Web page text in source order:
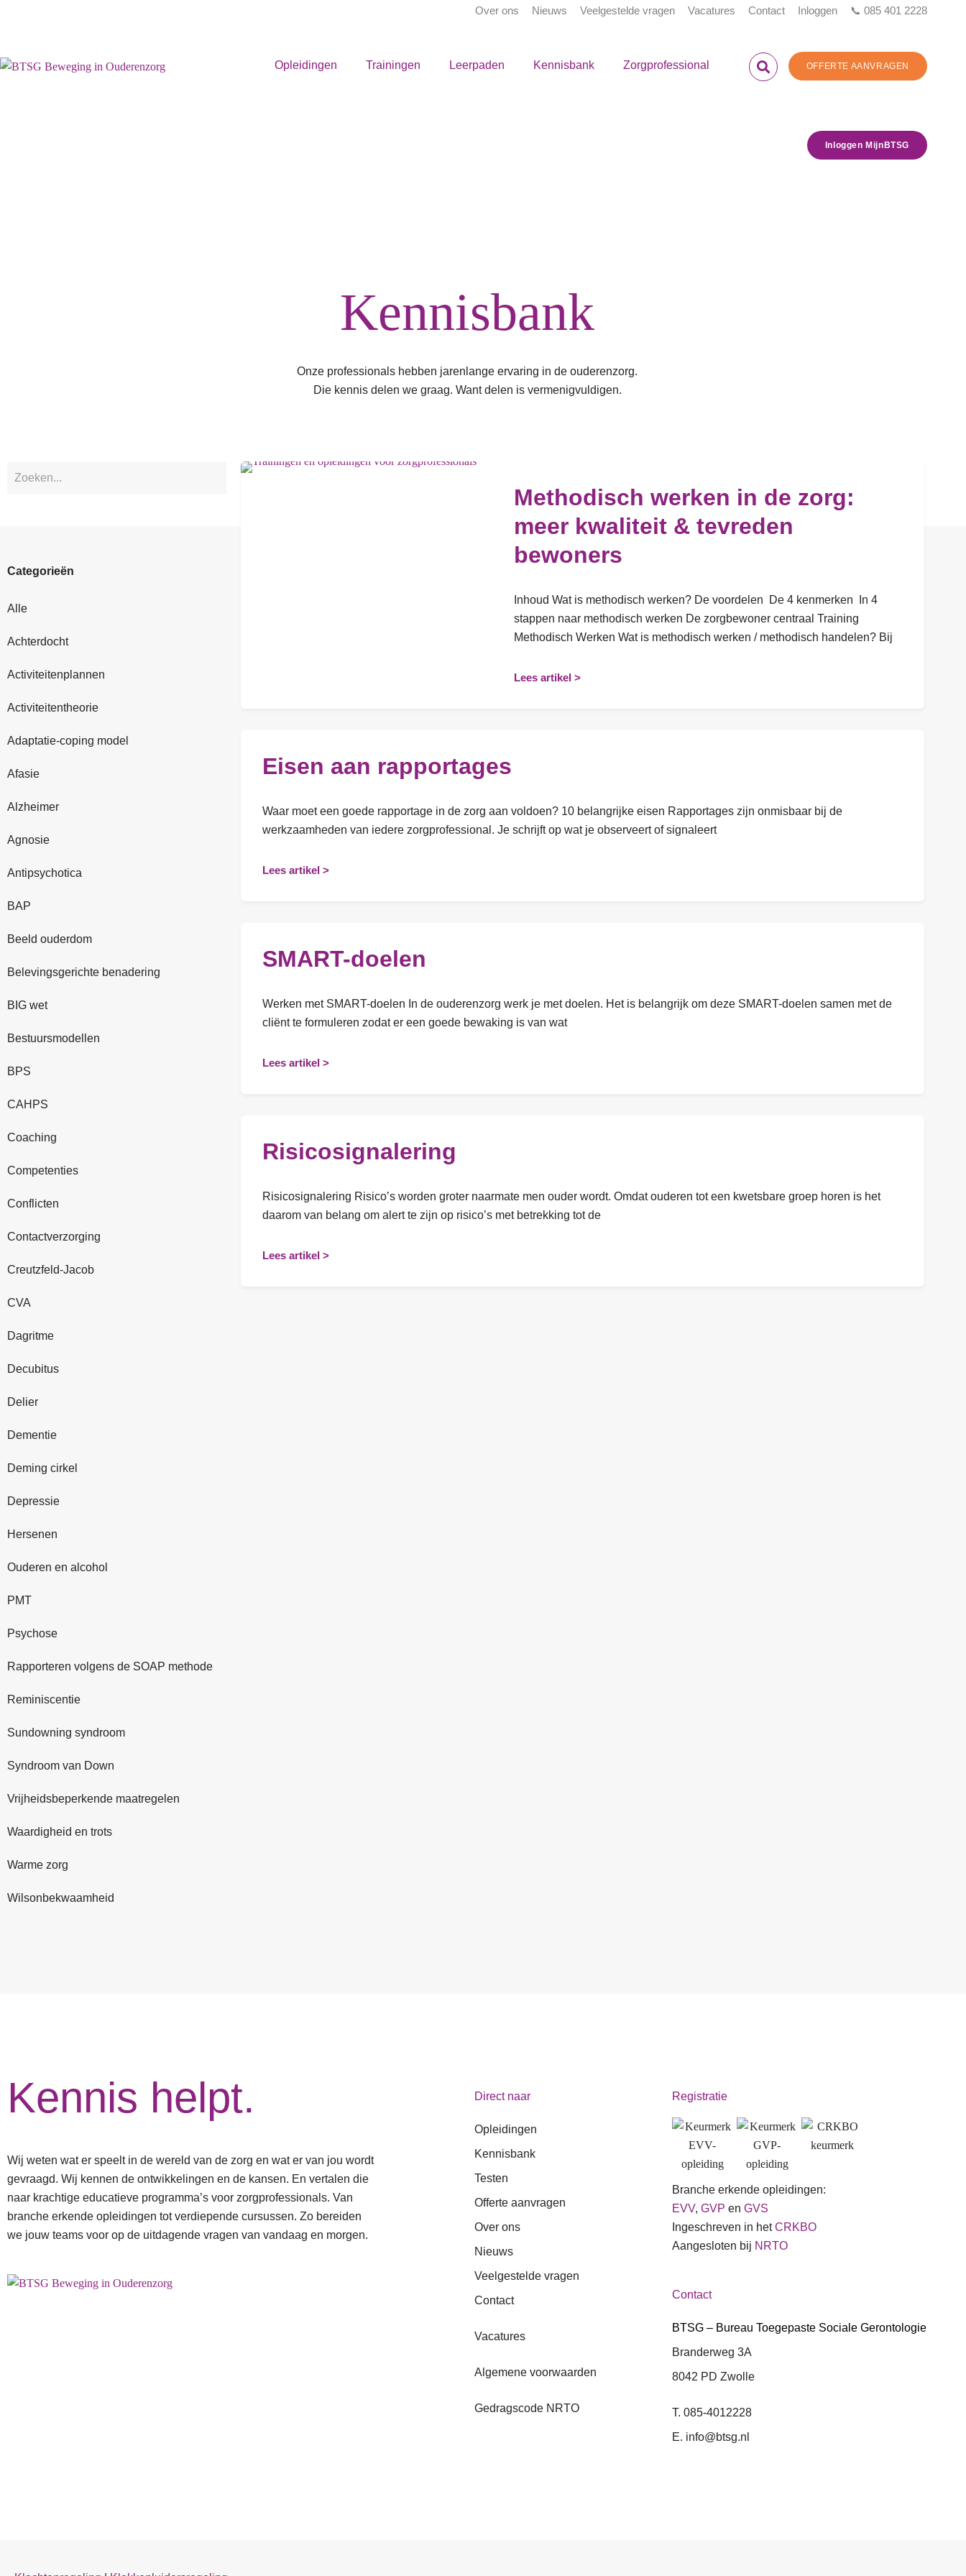
Over ons Nieuws Veelgestelde vragen Vacatures Contact Inloggen 📞 085 401 2228
Opleidingen Trainingen Leerpaden Kennisbank Zorgprofessional OFFERTE AANVRAGEN
Inloggen MijnBTSG
Kennisbank
Onze professionals hebben jarenlange ervaring in de ouderenzorg.
Die kennis delen we graag. Want delen is vermenigvuldigen.
Categorieën
Alle
Achterdocht
Activiteitenplannen
Activiteitentheorie
Adaptatie-coping model
Afasie
Alzheimer
Agnosie
Antipsychotica
BAP
Beeld ouderdom
Belevingsgerichte benadering
BIG wet
Bestuursmodellen
BPS
CAHPS
Coaching
Competenties
Conflicten
Contactverzorging
Creutzfeld-Jacob
CVA
Dagritme
Decubitus
Delier
Dementie
Deming cirkel
Depressie
Hersenen
Ouderen en alcohol
PMT
Psychose
Rapporteren volgens de SOAP methode
Reminiscentie
Sundowning syndroom
Syndroom van Down
Vrijheidsbeperkende maatregelen
Waardigheid en trots
Warme zorg
Wilsonbekwaamheid
Methodisch werken in de zorg:
meer kwaliteit & tevreden
bewoners
Inhoud Wat is methodisch werken? De voordelen De 4 kenmerken In 4
stappen naar methodisch werken De zorgbewoner centraal Training
Methodisch Werken Wat is methodisch werken / methodisch handelen? Bij
Lees artikel >
Eisen aan rapportages
Waar moet een goede rapportage in de zorg aan voldoen? 10 belangrijke eisen Rapportages zijn onmisbaar bij de
werkzaamheden van iedere zorgprofessional. Je schrijft op wat je observeert of signaleert
Lees artikel >
SMART-doelen
Werken met SMART-doelen In de ouderenzorg werk je met doelen. Het is belangrijk om deze SMART-doelen samen met de
cliënt te formuleren zodat er een goede bewaking is van wat
Lees artikel >
Risicosignalering
Risicosignalering Risico’s worden groter naarmate men ouder wordt. Omdat ouderen tot een kwetsbare groep horen is het
daarom van belang om alert te zijn op risico’s met betrekking tot de
Lees artikel >
Kennis helpt.
Wij weten wat er speelt in de wereld van de zorg en wat er van jou wordt
gevraagd. Wij kennen de ontwikkelingen en de kansen. En vertalen die
naar krachtige educatieve programma’s voor zorgprofessionals. Van
branche erkende opleidingen tot verdiepende cursussen. Zo bereiden
we jouw teams voor op de uitdagende vragen van vandaag en morgen.
Direct naar
Opleidingen
Kennisbank
Testen
Offerte aanvragen
Over ons
Nieuws
Veelgestelde vragen
Contact
Vacatures
Algemene voorwaarden
Gedragscode NRTO
Registratie
Branche erkende opleidingen:
EVV, GVP en GVS
Ingeschreven in hetCRKBO
Aangesloten bij NRTO
Contact
BTSG – Bureau Toegepaste Sociale Gerontologie
Branderweg 3A
8042 PD Zwolle
T. 085-4012228
E. info@btsg.nl